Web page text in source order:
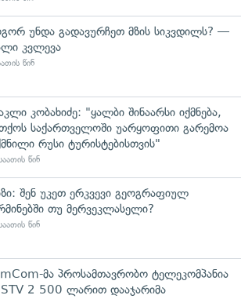
უნდა გადავურჩეთ მზის სიკვდილს? —
კვლევა
წინ
კობახიძე: "ყალბი შინაარსი იქმნება,
საქართველოში უარყოფითი გარემოა
რუსი ტურისტებისთვის"
წინ
შენ უკეთ ერკვევი გეოგრაფიულ
თუ მერვეკლასელი?
წინ
მა პროსამთავრობო ტელეკომპანია
2 500 ლარით დააჯარიმა